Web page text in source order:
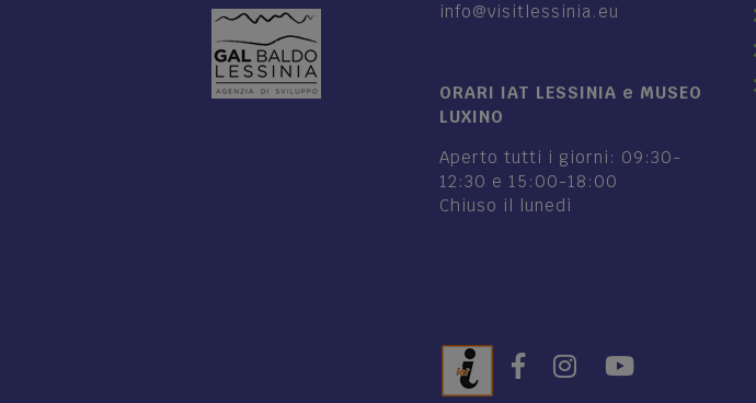
info@visitlessinia.eu
ORARI IAT LESSINIA e MUSEO
LUXINO
Aperto tutti i giorni: 09:30-
12:30 e 15:00-18:00
Chiuso il lunedì